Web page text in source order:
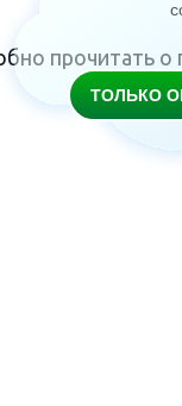
прочитать о
ТОЛЬКО